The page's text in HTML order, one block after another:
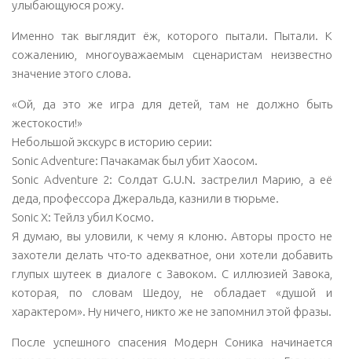
Герои решают спасти Модерн Соника, которого «пытают
уже несколько месяцев». Посмотрите на эту довольную,
улыбающуюся рожу.
Именно так выглядит ёж, которого пытали. Пытали. К
сожалению, многоуважаемым сценаристам неизвестно
значение этого слова.